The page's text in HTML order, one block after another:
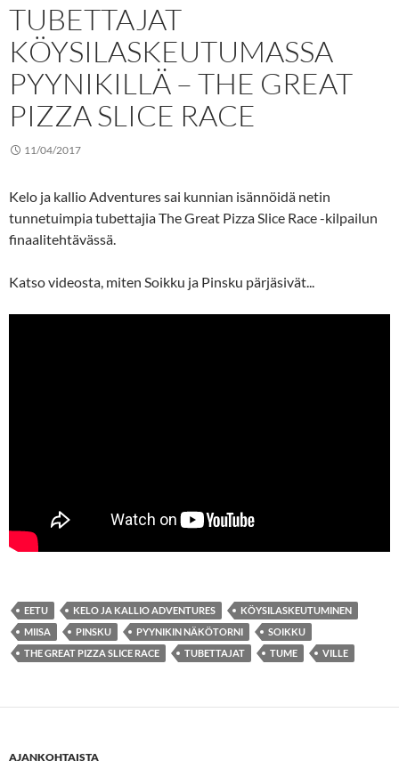
TUBETTAJAT
KÖYSILASKEUTUMASSA
PYYNIKILLÄ – THE GREAT
PIZZA SLICE RACE
11/04/2017
Kelo ja kallio Adventures sai kunnian isännöidä netin
tunnetuimpia tubettajia The Great Pizza Slice Race -kilpailun
finaalitehtävässä.
Katso videosta, miten Soikku ja Pinsku pärjäsivät...
EETU KELO JA KALLIO ADVENTURES
KÖYSILASKEUTUMINEN
MIISA
PINSKU PYYNIKIN NÄKÖTORNI
SOIKKU
THE GREAT PIZZA SLICE RACE
TUBETTAJAT TUME VILLE
AJANKOHTAISTA